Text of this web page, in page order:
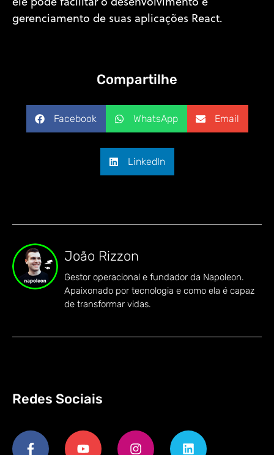
ele pode facilitar o desenvolvimento e
gerenciamento de suas aplicações React.
Compartilhe
Facebook WhatsApp Email
LinkedIn
João Rizzon
Gestor operacional e fundador da Napoleon.
Apaixonado por tecnologia e como ela é capaz
de transformar vidas.
Redes Sociais